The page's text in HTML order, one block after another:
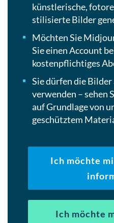
künstlerische,
stilisierte Bilder
Möchten Sie
Sie einen Account
kostenpflichtiges
Sie dürfen die
verwenden – sehen
auf Grundlage von
geschütztem
Ich möchte
Ich möchte